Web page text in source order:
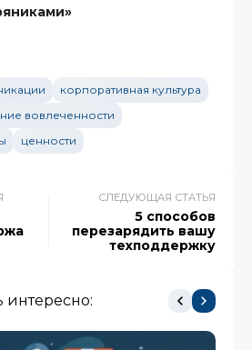
корпоративная культура
вовлеченности
ценности
СЛЕДУЮЩАЯ СТАТЬЯ
5 способов
перезарядить вашу
техподдержку
интересно: